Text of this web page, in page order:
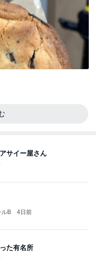
サイー屋さん
ルB 4日前
た有名所